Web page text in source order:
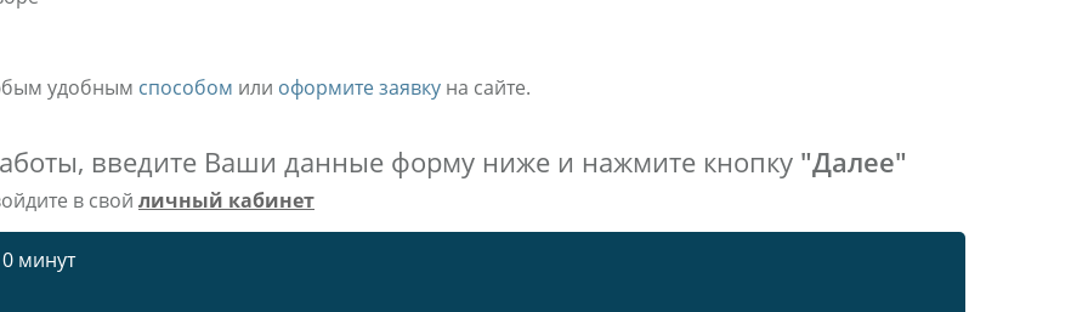
удобным способом или оформите заявку на сайте.
введите Ваши данные форму ниже и нажмите кнопку "Далее"
в свой личный кабинет
минут